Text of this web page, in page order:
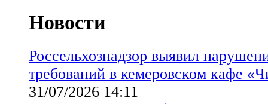
Новости
Россельхознадзор выявил
требований в кемеровском кафе
31/07/2026 14:11